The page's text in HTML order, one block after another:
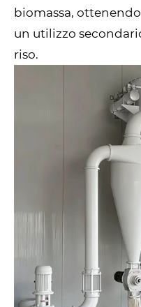
biomassa,
un utilizzo
riso.